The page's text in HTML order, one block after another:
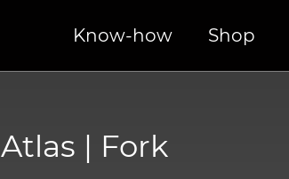
Know-how Shop
Atlas | Fork